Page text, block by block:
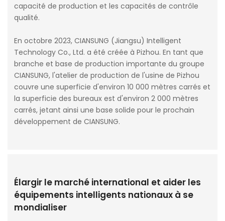
capacité de production et les capacités de contrôle
qualité.
En octobre 2023, CIANSUNG (Jiangsu) Intelligent
Technology Co., Ltd. a été créée à Pizhou. En tant que
branche et base de production importante du groupe
CIANSUNG, l'atelier de production de l'usine de Pizhou
couvre une superficie d'environ 10 000 mètres carrés et
la superficie des bureaux est d'environ 2 000 mètres
carrés, jetant ainsi une base solide pour le prochain
développement de CIANSUNG.
Élargir le marché international et aider les
équipements intelligents nationaux à se
mondialiser